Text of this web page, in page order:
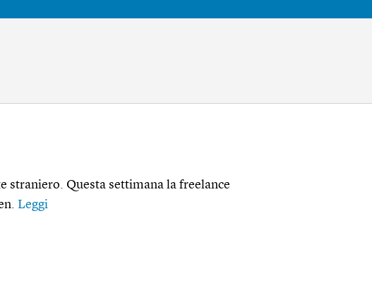
Questa settimana la freelance
Leggi